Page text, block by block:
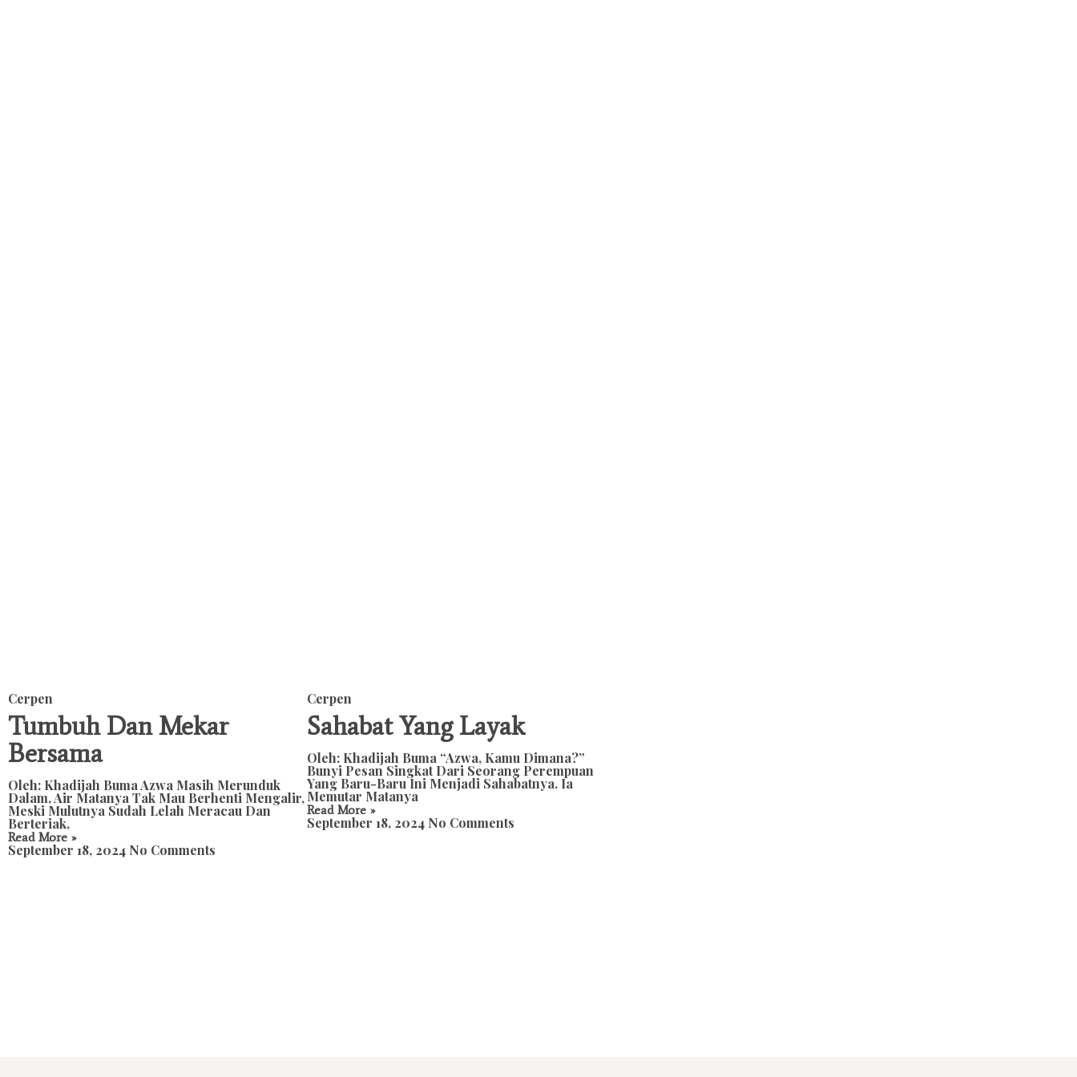
Cerpen
Tumbuh Dan Mekar
Bersama
Oleh: Khadijah Buma Azwa Masih Merunduk
Dalam, Air Matanya Tak Mau Berhenti Mengalir,
Meski Mulutnya Sudah Lelah Meracau Dan
Berteriak,
Read More »
September 18, 2024 No Comments
Cerpen
Sahabat Yang Layak
Oleh: Khadijah Buma “Azwa, Kamu Dimana?”
Bunyi Pesan Singkat Dari Seorang Perempuan
Yang Baru-Baru Ini Menjadi Sahabatnya. Ia
Memutar Matanya
Read More »
September 18, 2024 No Comments